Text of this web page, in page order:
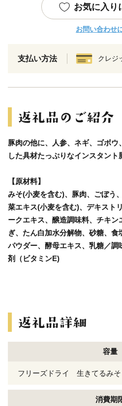
お気に入り
お問い合わせ
支払い方法 クレジ
豚肉の他に、人参、ネギ、ゴボウ
した具材たっぷりなインスタント
【原材料】
みそ(小麦を含む)、豚肉、ごぼう
菜エキス(小麦を含む)、デキスト
ークエキス、醸造調味料、チキ
ぎ、たん白加水分解物、砂糖、
パウダー、酵母エキス、乳糖／調
剤（ビタミンE)
容量
フリーズドライ 生きてるみ
消費期